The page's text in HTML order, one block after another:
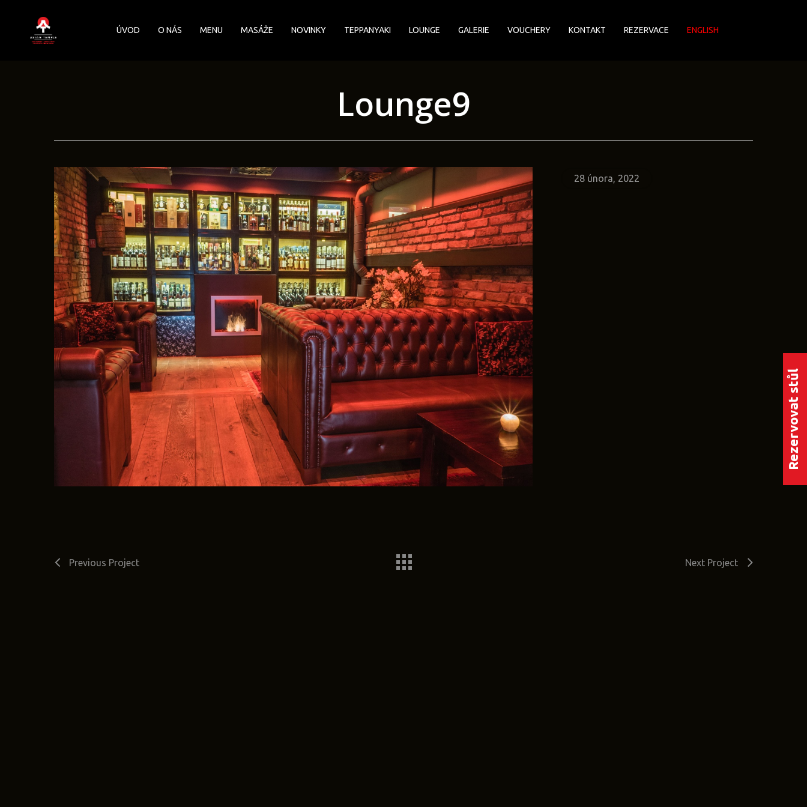
ÚVOD O NÁS MENU MASÁŽE NOVINKY TEPPANYAKI LOUNGE GALERIE VOUCHERY KONTAKT REZERVACE ENGLISH
Lounge9
28 února, 2022
Previous Project Next Project
Rezervovat stůl